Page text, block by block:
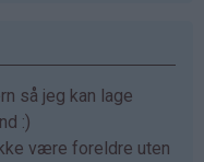
så jeg kan lage
:)
være foreldre uten